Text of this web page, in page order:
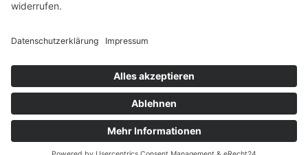
Impressum
Datenschutz
Cookie-Einstellungen
Sitemap
© lokschuppen-arnstadt.de ≡Webdesign & SEO